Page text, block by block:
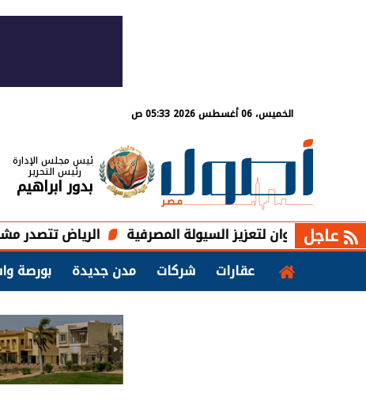
الخميس، 06 أغسطس 2026 05:33 ص
رئيس مجلس الإدارة
رئيس التحرير
بدور ابراهيم
عاجل
الرياض تتصدر مشروعات المقاولات السعودية
عقارات
شركات مدن جديدة بورصة